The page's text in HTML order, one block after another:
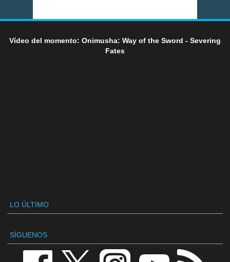
Vídeo del momento: Onimusha: Way of the Sword - Severing
Fates
LO ÚLTIMO
SÍGUENOS